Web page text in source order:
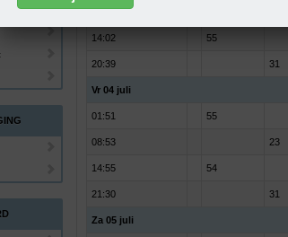
08:09
14:02 55
20:39 31
Vr 04 juli
01:51 55
08:53 23
14:55 54
21:30 31
Za 05 juli